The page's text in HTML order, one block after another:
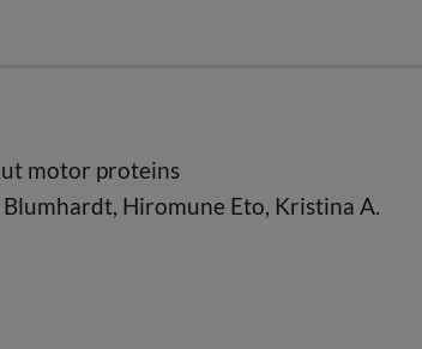
motor proteins
Hiromune Eto, Kristina A.